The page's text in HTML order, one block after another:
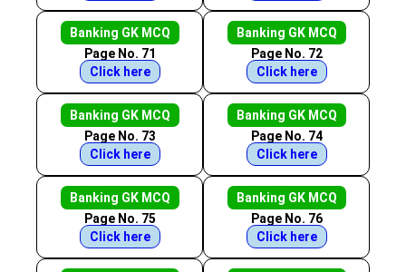
Banking GK MCQ
Page No. 71
Click here
Banking GK MCQ
Page No. 72
Click here
Banking GK MCQ
Page No. 73
Click here
Banking GK MCQ
Page No. 74
Click here
Banking GK MCQ
Page No. 75
Click here
Banking GK MCQ
Page No. 76
Click here